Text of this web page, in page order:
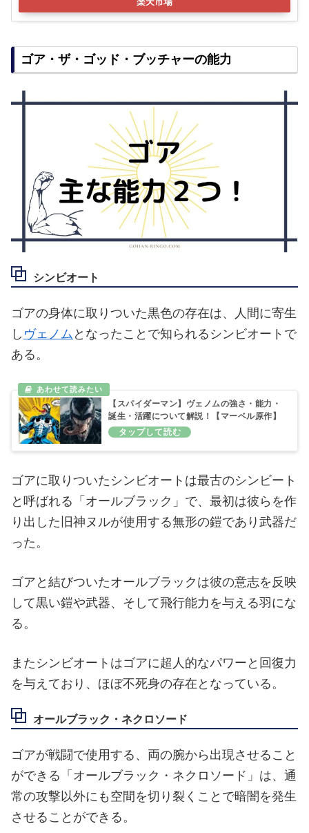
ゴア・ザ・ゴッド・ブッチャーの能力
シンビオート
ゴアの身体に取りついた黒色の存在は、人間に寄生
し ヴェノム となったことで知られるシンビオートで
ある。
【スパイダーマン】ヴェノムの強さ・能力・
誕生・活躍について解説！【マーベル原作】
ゴアに取りついたシンビオートは最古のシンビート
と呼ばれる「オールブラック」で、最初は彼らを作
り出した旧神ヌルが使用する無形の鎧であり武器だ
った。
ゴアと結びついたオールブラックは彼の意志を反映
して黒い鎧や武器、そして飛行能力を与える羽にな
る。
またシンビオートはゴアに超人的なパワーと回復力
を与えており、ほぼ不死身の存在となっている。
オールブラック・ネクロソード
ゴアが戦闘で使用する、両の腕から出現させること
ができる「オールブラック・ネクロソード」は、通
常の攻撃以外にも空間を切り裂くことで暗闇を発生
させることができる。